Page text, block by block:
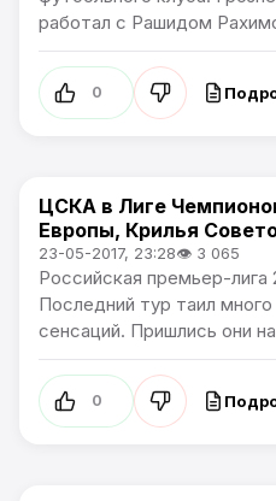
работал с Рашидом
0
Премьер лига
ЦСКА в Лиге
Европы, Крилья
23-05-2017, 23:28👁 3 065
Российская премьер-лига
Последний тур таил
сенсаций. Пришлись они
0